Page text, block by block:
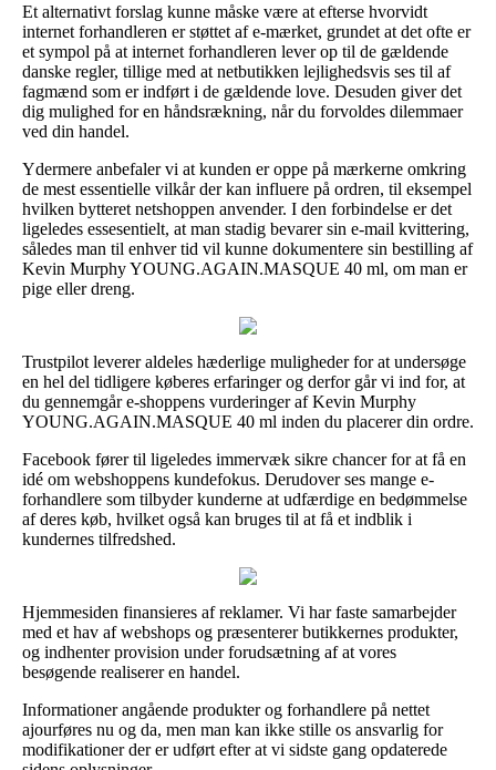
Et alternativt forslag kunne måske være at efterse hvorvidt
internet forhandleren er støttet af e-mærket, grundet at det ofte er
et sympol på at internet forhandleren lever op til de gældende
danske regler, tillige med at netbutikken lejlighedsvis ses til af
fagmænd som er indført i de gældende love. Desuden giver det
dig mulighed for en håndsrækning, når du forvoldes dilemmaer
ved din handel.
Ydermere anbefaler vi at kunden er oppe på mærkerne omkring
de mest essentielle vilkår der kan influere på ordren, til eksempel
hvilken bytteret netshoppen anvender. I den forbindelse er det
ligeledes essesentielt, at man stadig bevarer sin e-mail kvittering,
således man til enhver tid vil kunne dokumentere sin bestilling af
Kevin Murphy YOUNG.AGAIN.MASQUE 40 ml, om man er
pige eller dreng.
Trustpilot leverer aldeles hæderlige muligheder for at undersøge
en hel del tidligere køberes erfaringer og derfor går vi ind for, at
du gennemgår e-shoppens vurderinger af Kevin Murphy
YOUNG.AGAIN.MASQUE 40 ml inden du placerer din ordre.
Facebook fører til ligeledes immervæk sikre chancer for at få en
idé om webshoppens kundefokus. Derudover ses mange e-
forhandlere som tilbyder kunderne at udfærdige en bedømmelse
af deres køb, hvilket også kan bruges til at få et indblik i
kundernes tilfredshed.
Hjemmesiden finansieres af reklamer. Vi har faste samarbejder
med et hav af webshops og præsenterer butikkernes produkter,
og indhenter provision under forudsætning af at vores
besøgende realiserer en handel.
Informationer angående produkter og forhandlere på nettet
ajourføres nu og da, men man kan ikke stille os ansvarlig for
modifikationer der er udført efter at vi sidste gang opdaterede